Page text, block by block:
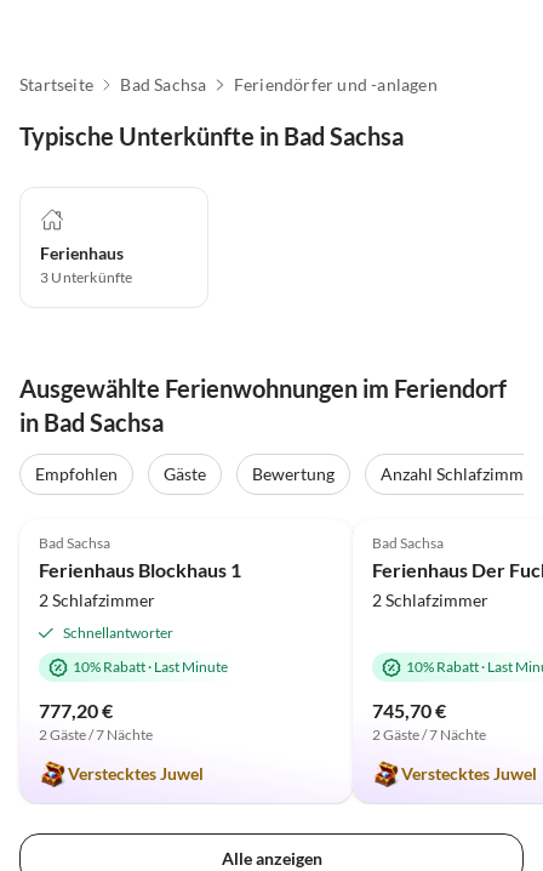
Startseite Bad Sachsa Feriendörfer und -anlagen
Typische Unterkünfte in Bad Sachsa
Ferienhaus
3 Unterkünfte
Ausgewählte Ferienwohnungen im Feriendorf
in Bad Sachsa
Empfohlen Gäste Bewertung
Anzahl Schlafzimmer
Bad Sachsa
Ferienhaus Blockhaus 1
2 Schlafzimmer
Schnellantworter
10% Rabatt· Last Minute
777,20 €
2 Gäste / 7 Nächte
Verstecktes Juwel
Bad Sachsa
2 Schlafzimmer
10% Rabatt· Last
745,70 €
2 Gäste / 7 Nächte
Verstecktes Juwel
Alle anzeigen